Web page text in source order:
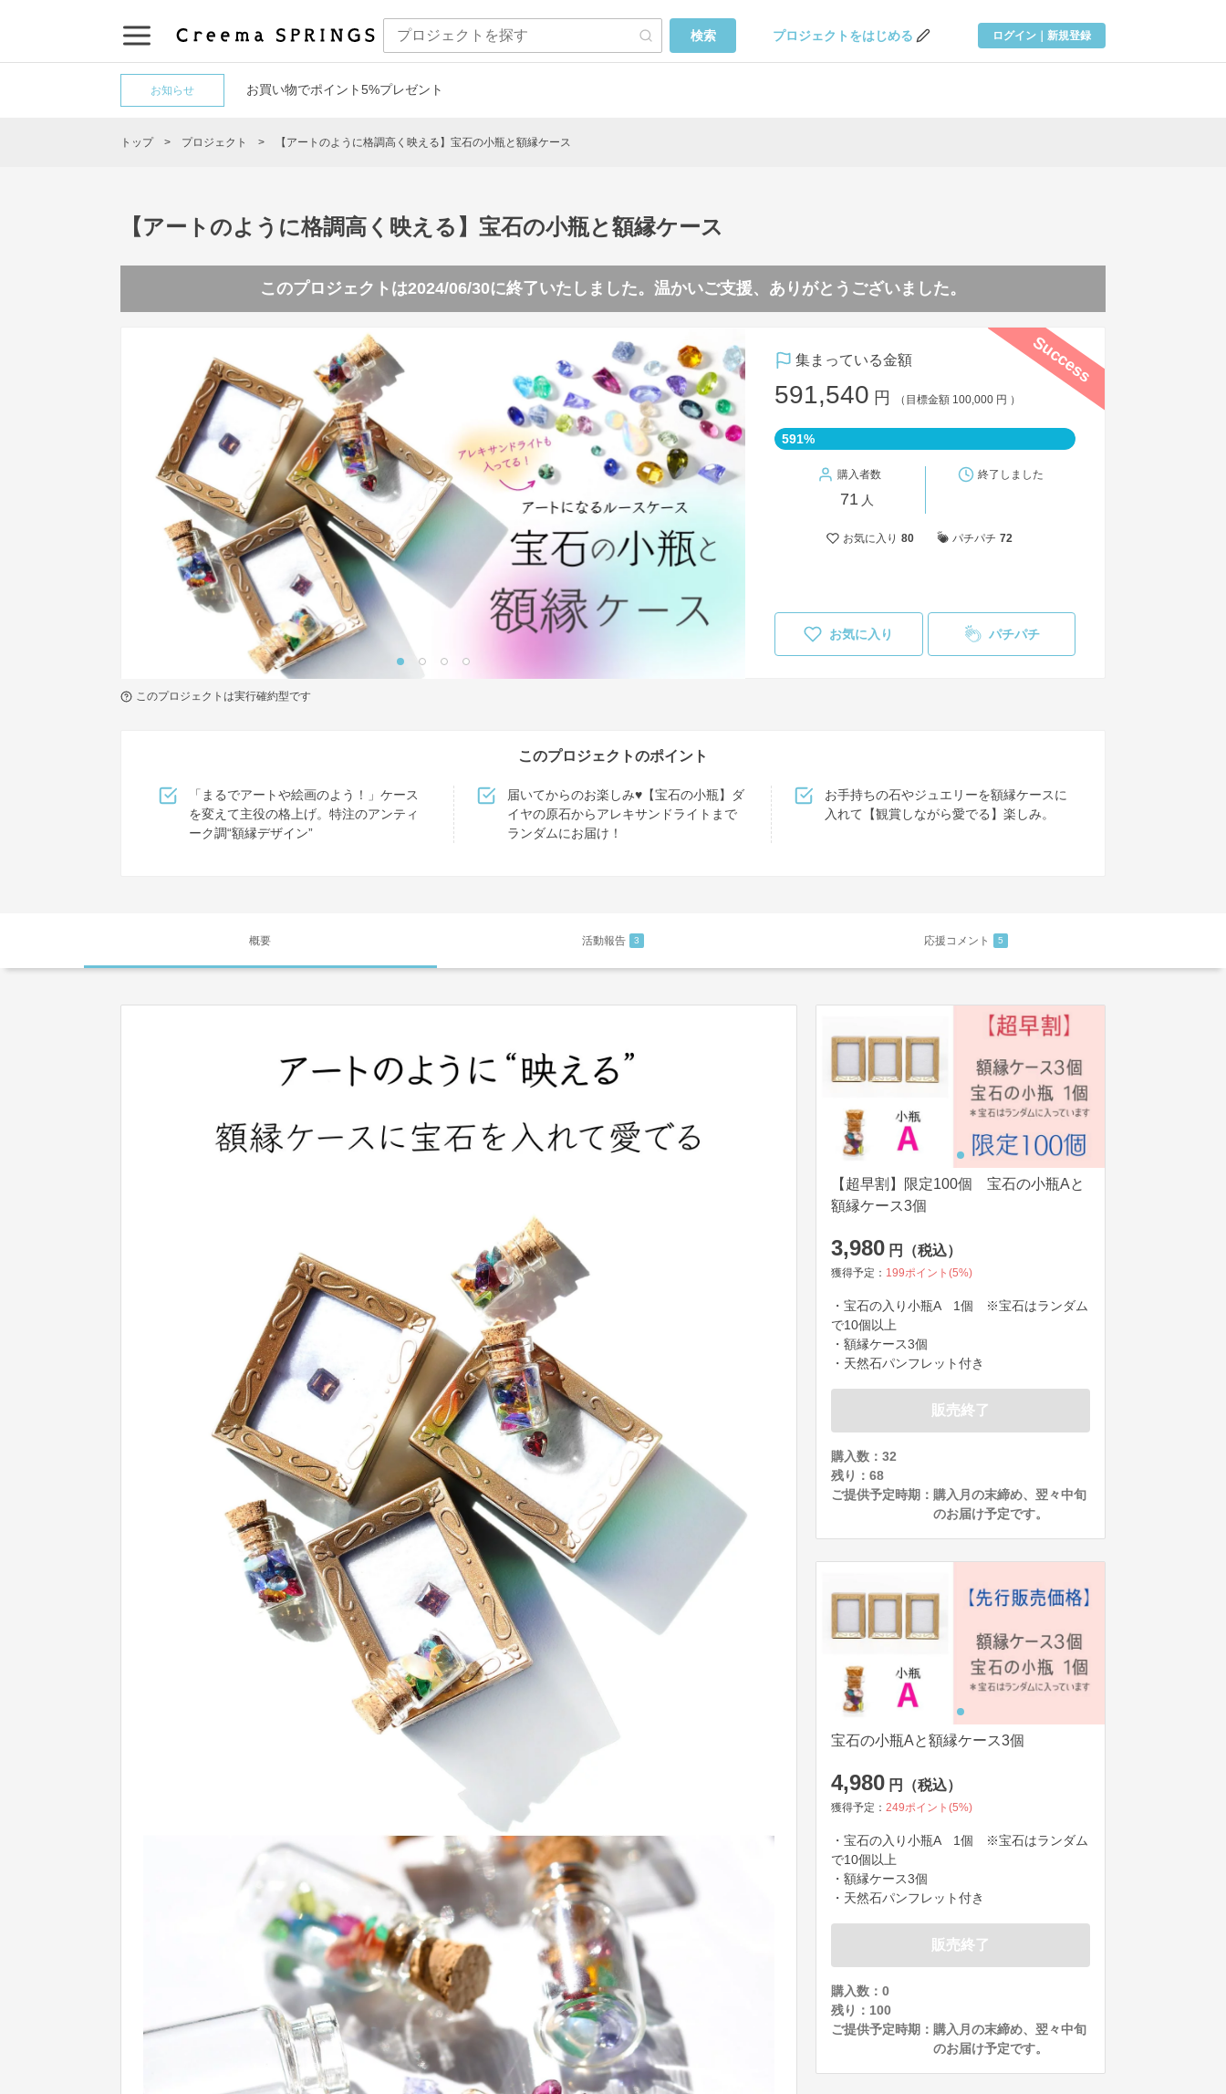
検索 プロジェクトをはじめる ログイン｜新規登録
お知らせ お買い物でポイント5%プレゼント
トップ プロジェクト 【アートのように格調高く映える】宝石の小瓶と額縁ケース
【アートのように格調高く映える】宝石の小瓶と額縁ケース
このプロジェクトは2024/06/30に終了いたしました。温かいご支援、ありがとうございました。
Success
集まっている金額
591,540 円 （目標金額 100,000 円 ）
591%
購入者数
71 人
終了しました
お気に入り 80 パチパチ 72
お気に入り パチパチ
このプロジェクトは実行確約型です
このプロジェクトのポイント
「まるでアートや絵画のよう！」ケース
を変えて主役の格上げ。特注のアンティ
ーク調“額縁デザイン”
届いてからのお楽しみ♥【宝石の小瓶】ダ
イヤの原石からアレキサンドライトまで
ランダムにお届け！
お手持ちの石やジュエリーを額縁ケースに
入れて【観賞しながら愛でる】楽しみ。
概要 活動報告 3 応援コメント 5
【超早割】限定100個 宝石の小瓶Aと
額縁ケース3個
3,980 円（税込）
獲得予定： 199ポイント(5%)
・宝石の入り小瓶A　1個　※宝石はランダム
で10個以上
・額縁ケース3個
・天然石パンフレット付き
販売終了
購入数：32
残り： 68
ご提供予定時期： 購入月の末締め、翌々中旬
のお届け予定です。
宝石の小瓶Aと額縁ケース3個
4,980 円（税込）
獲得予定： 249ポイント(5%)
・宝石の入り小瓶A　1個　※宝石はランダム
で10個以上
・額縁ケース3個
・天然石パンフレット付き
販売終了
購入数：0
残り： 100
ご提供予定時期： 購入月の末締め、翌々中旬
のお届け予定です。